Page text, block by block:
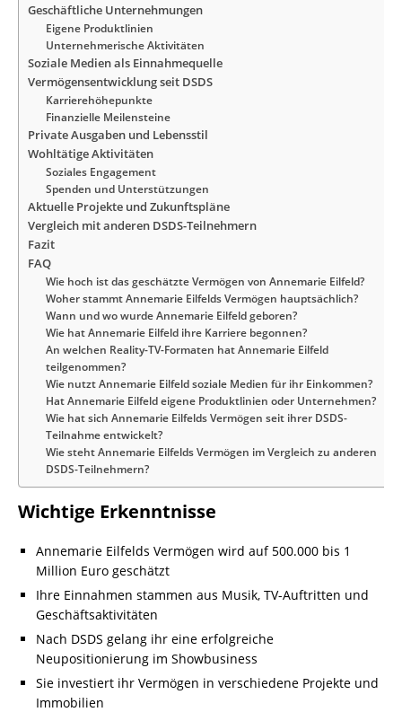
Geschäftliche Unternehmungen
Eigene Produktlinien
Unternehmerische Aktivitäten
Soziale Medien als Einnahmequelle
Vermögensentwicklung seit DSDS
Karrierehöhepunkte
Finanzielle Meilensteine
Private Ausgaben und Lebensstil
Wohltätige Aktivitäten
Soziales Engagement
Spenden und Unterstützungen
Aktuelle Projekte und Zukunftspläne
Vergleich mit anderen DSDS-Teilnehmern
Fazit
FAQ
Wie hoch ist das geschätzte Vermögen von Annemarie Eilfeld?
Woher stammt Annemarie Eilfelds Vermögen hauptsächlich?
Wann und wo wurde Annemarie Eilfeld geboren?
Wie hat Annemarie Eilfeld ihre Karriere begonnen?
An welchen Reality-TV-Formaten hat Annemarie Eilfeld
teilgenommen?
Wie nutzt Annemarie Eilfeld soziale Medien für ihr Einkommen?
Hat Annemarie Eilfeld eigene Produktlinien oder Unternehmen?
Wie hat sich Annemarie Eilfelds Vermögen seit ihrer DSDS-
Teilnahme entwickelt?
Wie steht Annemarie Eilfelds Vermögen im Vergleich zu anderen
DSDS-Teilnehmern?
Wichtige Erkenntnisse
Annemarie Eilfelds Vermögen wird auf 500.000 bis 1
Million Euro geschätzt
Ihre Einnahmen stammen aus Musik, TV-Auftritten und
Geschäftsaktivitäten
Nach DSDS gelang ihr eine erfolgreiche
Neupositionierung im Showbusiness
Sie investiert ihr Vermögen in verschiedene Projekte und
Immobilien